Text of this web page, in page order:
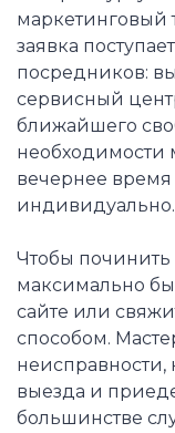
маркетинговый
заявка
посредников:
сервисный
ближайшего
необходимости
вечернее время
индивидуально.
Чтобы
максимально
сайте или
способом.
неисправности,
выезда и
большинстве